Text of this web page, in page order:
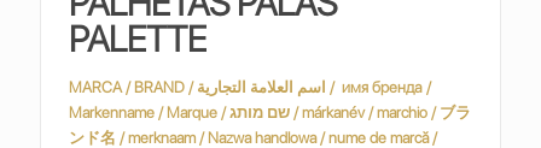
PALETTE
MARCA / BRAND / اسم العلامة التجارية / имя бренда /
Markenname / Marque / שם מותג / márkanév / marchio / ブラ
ンド名 / merknaam / Nazwa handlowa / nume de marcă /